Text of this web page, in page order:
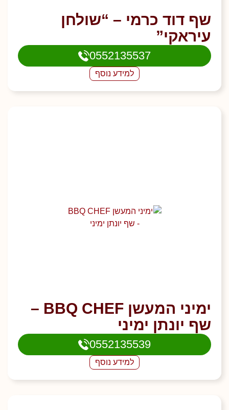
שף דוד כרמי – “שולחן
עיראקי”
0552135537
למידע נוסף
ימיני המעשן BBQ CHEF –
שף יונתן ימיני
0552135539
למידע נוסף